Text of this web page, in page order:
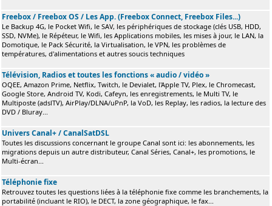
Freebox / Freebox OS / Les App. (Freebox Connect, Freebox Files...)
Le Backup 4G, le Pocket Wifi, le SAV, les périphériques de stockage (clés USB, HDD,
SSD, NVMe), le Répéteur, le Wifi, les Applications mobiles, les mises à jour, le LAN, la
Domotique, le Pack Sécurité, la Virtualisation, le VPN, les problèmes de
températures, d'alimentations et autres soucis techniques
Télévision, Radios et toutes les fonctions « audio / vidéo »
OQEE, Amazon Prime, Netflix, Twitch, le Devialet, l'Apple TV, Plex, le Chromecast,
Google Store, Android TV, Kodi, Cafeyn, les enregistrements, le Multi TV, le
Multiposte (adslTV), AirPlay/DLNA/uPnP, la VoD, les Replay, les radios, la lecture des
DVD / Bluray...
Univers Canal+ / CanalSatDSL
Toutes les discussions concernant le groupe Canal sont ici: les abonnements, les
migrations depuis un autre distributeur, Canal Séries, Canal+, les promotions, le
Multi-écran...
Téléphonie fixe
Retrouvez toutes les questions liées à la téléphonie fixe comme les branchements, la
portabilité (incluant le RIO), le DECT, la zone géographique, le fax...